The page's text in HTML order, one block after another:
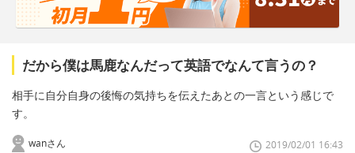
だから僕は馬鹿なんだって英語でなんて言うの？
相手に自分自身の後悔の気持ちを伝えたあとの一言という感じで
す。
wanさん 2019/02/01 16:43